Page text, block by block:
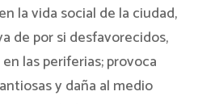
la vida social de la ciudad,
de por si desfavorecidos,
las periferias; provoca
y daña al medio